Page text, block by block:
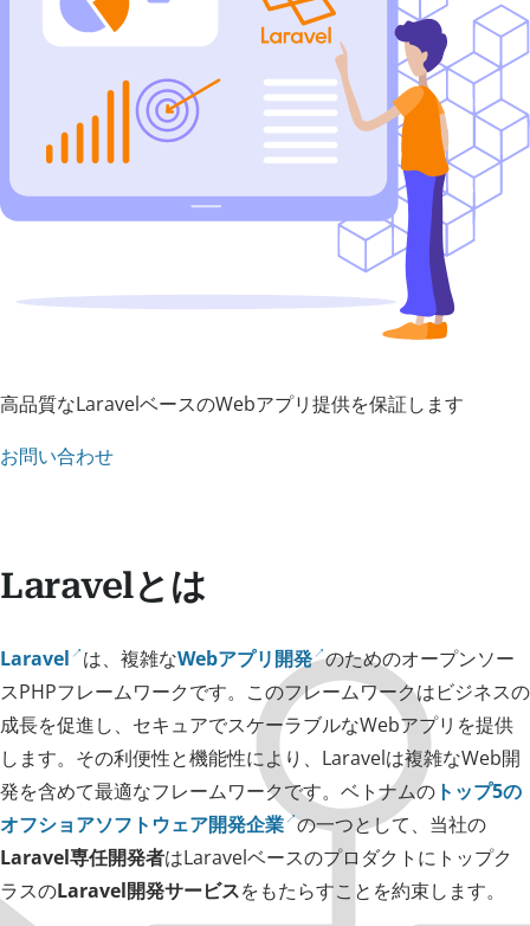
高品質なLaravelベースのWebアプリ提供を保証します
お問い合わせ
Laravelとは
Laravel は、複雑なWebアプリ開発 のためのオープンソー
スPHPフレームワークです。このフレームワークはビジネスの
成長を促進し、セキュアでスケーラブルなWebアプリを提供
します。その利便性と機能性により、Laravelは複雑なWeb開
発を含めて最適なフレームワークです。ベトナムの トップ5の
オフショアソフトウェア開発企業 の一つとして、当社の
Laravel専任開発者はLaravelベースのプロダクトにトップク
ラスのLaravel開発サービスをもたらすことを約束します。